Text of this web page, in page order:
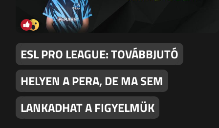
ESL PRO LEAGUE: TOVÁBBJUTÓ
HELYEN A PERA, DE MA SEM
LANKADHAT A FIGYELMÜK